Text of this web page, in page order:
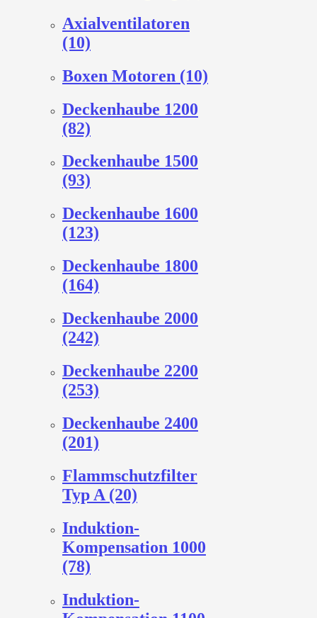
Axialventilatoren
(10)
Boxen Motoren (10)
Deckenhaube 1200
(82)
Deckenhaube 1500
(93)
Deckenhaube 1600
(123)
Deckenhaube 1800
(164)
Deckenhaube 2000
(242)
Deckenhaube 2200
(253)
Deckenhaube 2400
(201)
Flammschutzfilter
Typ A (20)
Induktion-
Kompensation 1000
(78)
Induktion-